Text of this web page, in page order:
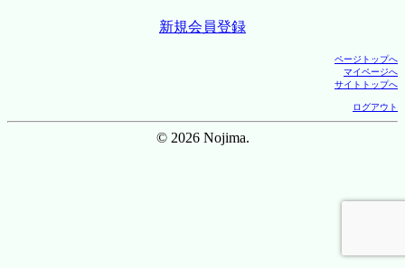
新規会員登録
ページトップへ
マイページへ
サイトトップへ
ログアウト
© 2026 Nojima.